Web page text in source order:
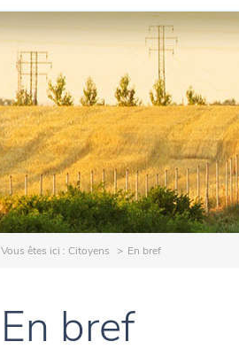
Vous êtes ici : Citoyens En bref
En bref